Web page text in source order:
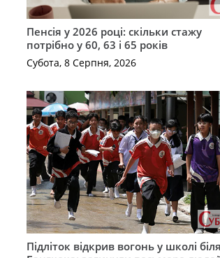
Пенсія у 2026 році: скільки стажу
потрібно у 60, 63 і 65 років
Субота, 8 Серпня, 2026
Підліток відкрив вогонь у школі біля